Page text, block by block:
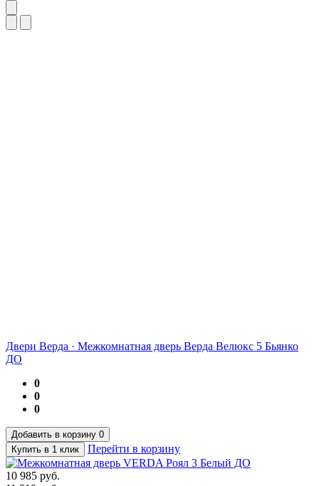
Двери Верда · Межкомнатная дверь Верда Велюкс 5 Бьянко
ДО
0
0
0
Добавить в корзину 0
Купить в 1 клик
Перейти в корзину
10 985 руб.